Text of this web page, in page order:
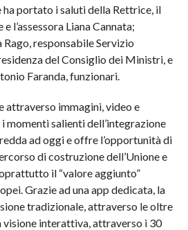
portato i saluti della Rettrice, il
l’assessora Liana Cannata;
responsabile Servizio
del Consiglio dei Ministri, e
Faranda, funzionari.
attraverso immagini, video e
momenti salienti dell’integrazione
ad oggi e offre l’opportunità di
di costruzione dell’Unione e
il “valore aggiunto”
Grazie ad una app dedicata, la
tradizionale, attraverso le oltre
visione interattiva, attraverso i 30